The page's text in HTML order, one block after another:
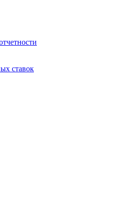
ставок